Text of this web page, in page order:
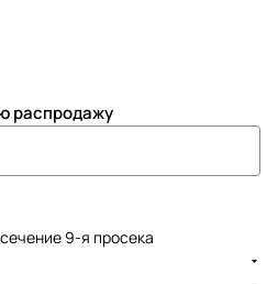
распродажу
9-я просека